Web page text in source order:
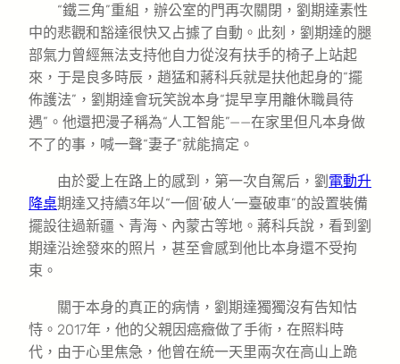
“鐵三角”重組，辦公室的門再次關閉，劉期達素性
中的悲觀和豁達很快又占據了自動。此刻，劉期達的腿
部氣力曾經無法支持他自力從沒有扶手的椅子上站起
來，于是良多時辰，趙猛和蔣科兵就是扶他起身的“擺
佈護法”，劉期達會玩笑說本身“提早享用離休職員待
遇”。他還把漫子稱為“人工智能”——在家里但凡本身做
不了的事，喊一聲“妻子”就能搞定。
由於愛上在路上的感到，第一次自駕后，劉 電動升
降桌期達又持續3年以“一個‘破人’一臺破車”的設置裝備
擺設往過新疆、青海、內蒙古等地。蔣科兵說，看到劉
期達沿途發來的照片，甚至會感到他比本身還不受拘
束。
關于本身的真正的病情，劉期達獨獨沒有告知怙
恃。2017年，他的父親因癌癥做了手術，在照料時
代，由于心里焦急，他曾在統一天里兩次在高山上跪